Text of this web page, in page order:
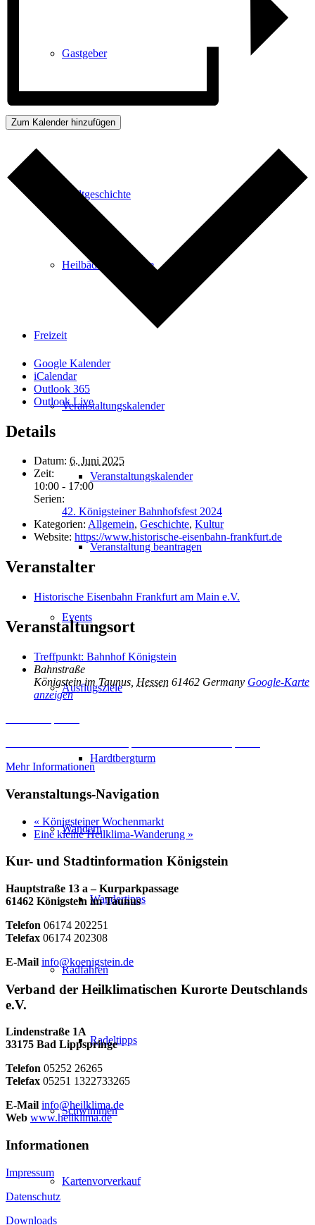
Gastgeber
Gesundheit
Stadtgeschichte
Heilbäder & Kurorte
Freizeit
Veranstaltungskalender
Veranstaltungskalender
Veranstaltung beantragen
Events
Ausflugsziele
Hardtbergturm
Wandern
Wandertipps
Radfahren
Radeltipps
Schwimmen
Kartenvorverkauf
Zum Kalender hinzufügen
Google Kalender
iCalendar
Outlook 365
Outlook Live
Details
Datum: 6. Juni 2025
Zeit:
10:00 - 17:00
Serien:
42. Königsteiner Bahnhofsfest 2024
Kategorien: Allgemein, Geschichte, Kultur
Website: https://www.historische-eisenbahn-frankfurt.de
Veranstalter
Historische Eisenbahn Frankfurt am Main e.V.
Veranstaltungsort
Treffpunkt: Bahnhof Königstein
Bahnstraße
Königstein im Taunus Hessen 61462 Germany Google-Karte
anzeigen
Mehr Informationen
Veranstaltungs-Navigation
« Königsteiner Wochenmarkt
Eine kleine Heilklima-Wanderung »
Kur- und Stadtinformation Königstein
Hauptstraße 13 a – Kurparkpassage
61462 Königstein im Taunus
Telefon 06174 202251
Telefax 06174 202308
E-Mail info@koenigstein.de
Verband der Heilklimatischen Kurorte Deutschlands
e.V.
Lindenstraße 1A
33175 Bad Lippspringe
Telefon 05252 26265
Telefax 05251 1322733265
E-Mail info@heilklima.de
Web www.heilklima.de
Informationen
Impressum
Datenschutz
Downloads